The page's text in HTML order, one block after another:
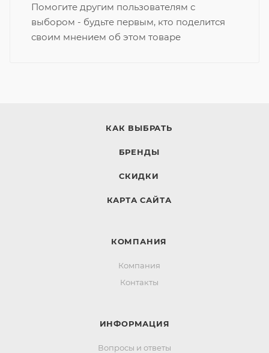
Помогите другим пользователям с
выбором - будьте первым, кто поделится
своим мнением об этом товаре
КАК ВЫБРАТЬ
БРЕНДЫ
СКИДКИ
КАРТА САЙТА
КОМПАНИЯ
Компания
Контакты
ИНФОРМАЦИЯ
Вопросы и ответы